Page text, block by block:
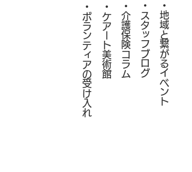
​・ボランティアの受け入れ・ケアート美術館 ・
介護保険コラム・スタッフブログ・​地域と繋がるイベント